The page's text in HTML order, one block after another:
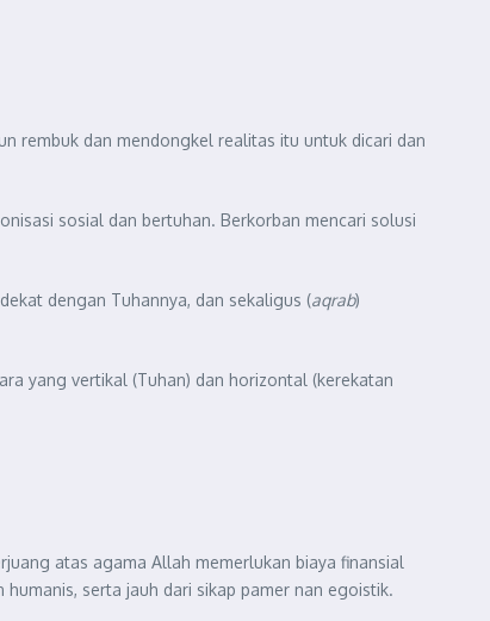
rembuk dan mendongkel realitas itu untuk dicari dan
sosial dan bertuhan. Berkorban mencari solusi
dengan Tuhannya, dan sekaligus (aqrab)
yang vertikal (Tuhan) dan horizontal (kerekatan
atas agama Allah memerlukan biaya finansial
serta jauh dari sikap pamer nan egoistik.